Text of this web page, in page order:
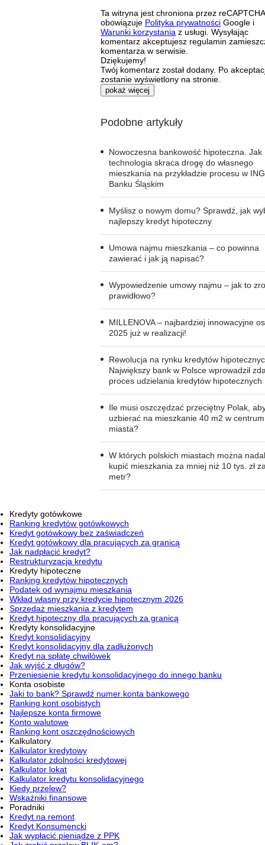
Ta witryna jest chroniona przez
obowiązuje Polityka prywatności Google i
Warunki korzystania z usługi. Wysyłając
komentarz akceptujesz regulamin
komentarza w serwisie.
Dziękujemy!
Twój komentarz został dodany. Po
zostanie wyświetlony na stronie.
pokaż więcej
Podobne artykuły
Nowoczesna bankowość hipoteczna. Jak
technologia skraca drogę do własnego
mieszkania na przykładzie procesu w ING
Banku Śląskim
Myślisz o nowym domu? Sprawdź, jak
najlepszy kredyt hipoteczny
Umowa najmu mieszkania – co powinna
zawierać i jak ją napisać?
Wypowiedzenie umowy najmu – jak to
prawidłowo?
MILLENOVA – najbardziej innowacyjne
2025 już w realizacji!
Rewolucja na rynku kredytów
Największy bank w Polsce wprowadził
proces udzielania kredytów hipotecznych
Ile musi oszczędzać przeciętny Polak,
uzbierać na mieszkanie 40 m2 w centrum
miasta?
W których polskich miastach można nadal
kupić mieszkania za mniej niż 10 tys. zł
metr?
Kredyty gotówkowe
Ranking kredytów gotówkowych
Kredyt gotówkowy bez zaświadczeń
Kredyt gotówkowy dla pracujących za granicą
Jak nadpłacić kredyt?
Restrukturyzacja kredytu
Kredyty hipoteczne
Ranking kredytów hipotecznych
Podatek od wynajmu mieszkania
Wkład własny przy kredycie hipotecznym 2026
Sprzedaż mieszkania z kredytem
Kredyt hipoteczny dla pracujących za granicą
Kredyty konsolidacyjne
Kredyt konsolidacyjny
Kredyt konsolidacyjny dla zadłużonych
Kredyt na spłatę chwilówek
Jak wyjść z długów?
Przeniesienie kredytu konsolidacyjnego do innego banku
Konta osobiste
Jaki to bank? Sprawdź numer konta bankowego
Ranking kont osobistych
Najlepsze konta firmowe
Konto walutowe
Ranking kont oszczędnościowych
Kalkulatory
Kalkulator kredytowy
Kalkulator zdolności kredytowej
Kalkulator lokat
Kalkulator kredytu konsolidacyjnego
Kiedy przelew?
Wskaźniki finansowe
Poradniki
Kredyt na remont
Kredyt Konsumencki
Jak wypłacić pieniądze z PPK